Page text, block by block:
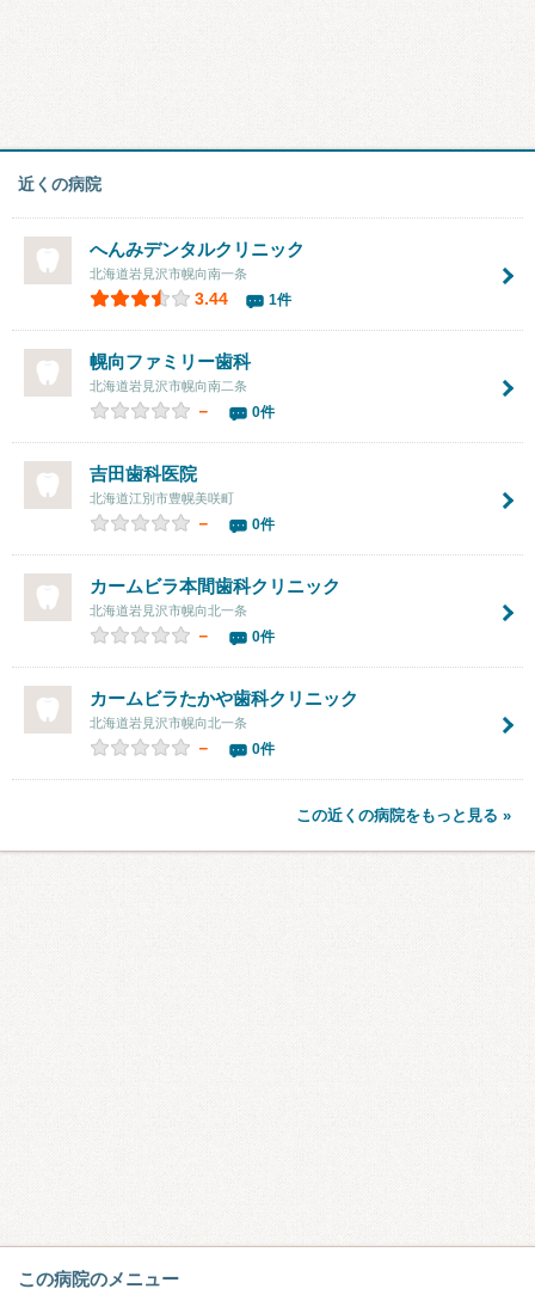
近くの病院
へんみデンタルクリニック
北海道岩見沢市幌向南一条
3.44 1件
幌向ファミリー歯科
北海道岩見沢市幌向南二条
－ 0件
吉田歯科医院
北海道江別市豊幌美咲町
－ 0件
カームビラ本間歯科クリニック
北海道岩見沢市幌向北一条
－ 0件
カームビラたかや歯科クリニック
北海道岩見沢市幌向北一条
－ 0件
この近くの病院をもっと見る »
この病院のメニュー